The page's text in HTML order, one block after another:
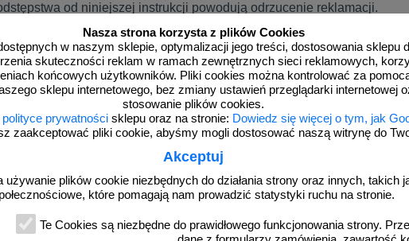
Nasza strona korzysta z plików Cookies
w naszym sklepie, optymalizacji jego treści, dostosowania sklepu
skuteczności reklam w ramach zewnętrznych sieci reklamowych,
końcowych użytkowników. Pliki cookies można kontrolować za
sklepu internetowego, bez zmiany ustawień przeglądarki internetowej
stosowanie plików cookies.
polityce prywatności sklepu oraz na stronie: Dowiedz się więcej o tym, jak
zaakceptować pliki cookie, abyśmy mogli dostosować naszą witrynę do
Akceptuj
plików cookie niezbędnych do działania strony oraz innych, takich
które pomagają nam prowadzić statystyki ruchu na stronie.
Te Cookies są niezbędne do prawidłowego funkcjonowania strony.
od niniejszej instrukcji powodują odrzucenie reklamacji.
dotyczące transportu, rozładunku oraz przechowywania
i montaż
zamówione przez klienta jest układane na środkach transportu w
ocieraniem o siebie i uszkodzeniem.
należy zwrócić uwagę na zachowanie kolejności zdejmowania
oznakowania z środkowych warstw i porysowania powierzchni
o znacznych gabarytach poukładane równolegle do burt samochodu w
jest chodzenie po tablicach, które w czasie rozładunku
i elementy oznakowania umieszczane w pojemnikach lub na paletach
montażu znaków i tablic do konstrukcji wsporczych w miejscach
porysowania narzędziami lic odblaskowych tablic, powłok